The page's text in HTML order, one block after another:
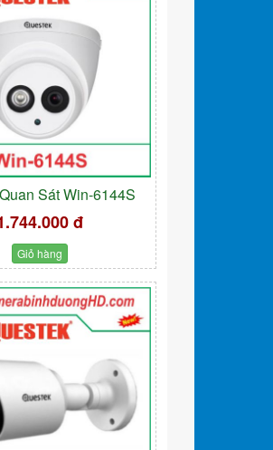
Sát Win-6144S
đ
Giỏ hàng